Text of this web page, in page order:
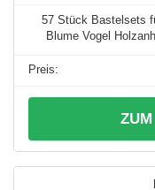
57 Stück Bastelsets
Blume Vogel